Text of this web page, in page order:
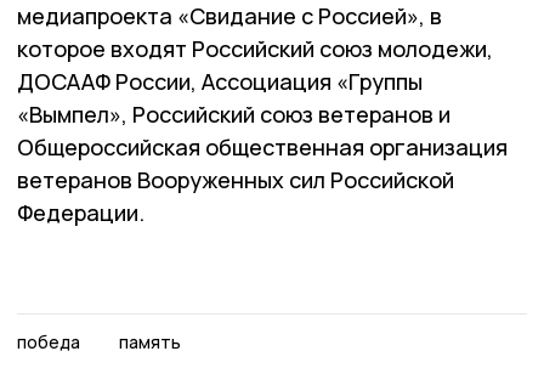
медиапроекта «Свидание с Россией», в
которое входят Российский союз молодежи,
ДОСААФ России, Ассоциация «Группы
«Вымпел», Российский союз ветеранов и
Общероссийская общественная организация
ветеранов Вооруженных сил Российской
Федерации.
победа память